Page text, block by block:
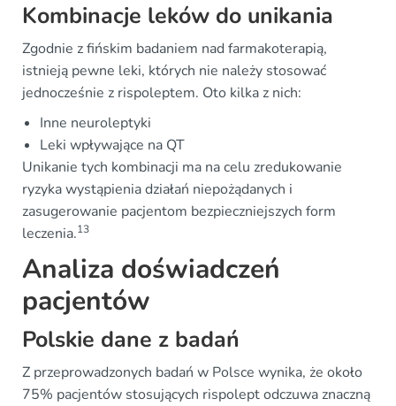
Kombinacje leków do unikania
Zgodnie z fińskim badaniem nad farmakoterapią,
istnieją pewne leki, których nie należy stosować
jednocześnie z rispoleptem. Oto kilka z nich:
Inne neuroleptyki
Leki wpływające na QT
Unikanie tych kombinacji ma na celu zredukowanie
ryzyka wystąpienia działań niepożądanych i
zasugerowanie pacjentom bezpieczniejszych form
leczenia.13
Analiza doświadczeń
pacjentów
Polskie dane z badań
Z przeprowadzonych badań w Polsce wynika, że około
75% pacjentów stosujących rispolept odczuwa znaczną